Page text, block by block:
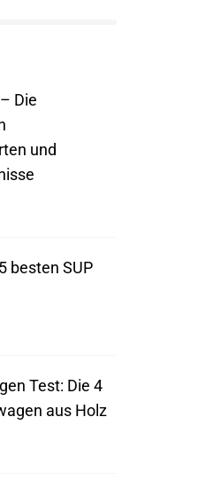
Die
und
besten SUP
Test: Die 4
aus Holz